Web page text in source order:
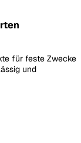
für feste Zwecke
und